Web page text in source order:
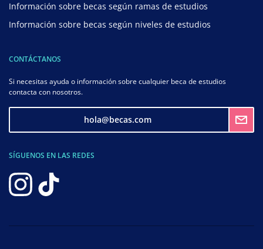
Información sobre becas según ramas de estudios
Información sobre becas según niveles de estudios
CONTÁCTANOS
Si necesitas ayuda o información sobre cualquier beca de estudios
contacta con nosotros.
hola@becas.com
SÍGUENOS EN LAS REDES